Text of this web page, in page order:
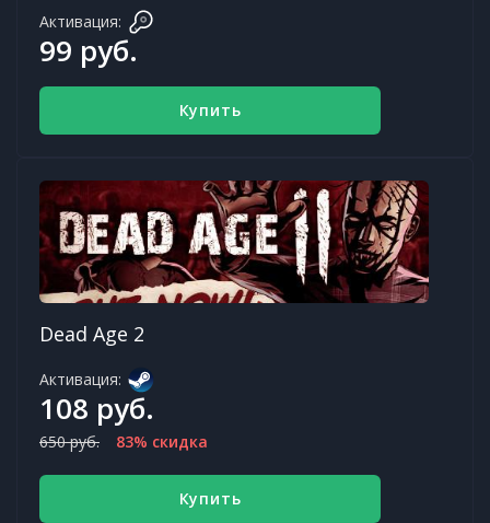
Активация:
99 руб.
Купить
Dead Age 2
Активация:
108 руб.
650 руб. 83% скидка
Купить